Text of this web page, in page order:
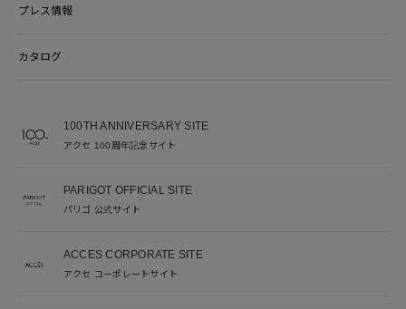
プレス情報
カタログ
100TH ANNIVERSARY SITE
アクセ 100周年記念サイト
PARIGOT OFFICIAL SITE
パリゴ 公式サイト
ACCES CORPORATE SITE
アクセ コーポレートサイト